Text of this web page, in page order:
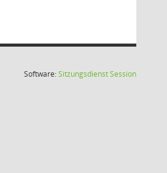
Software:SitzungsdienstSession(Wird in